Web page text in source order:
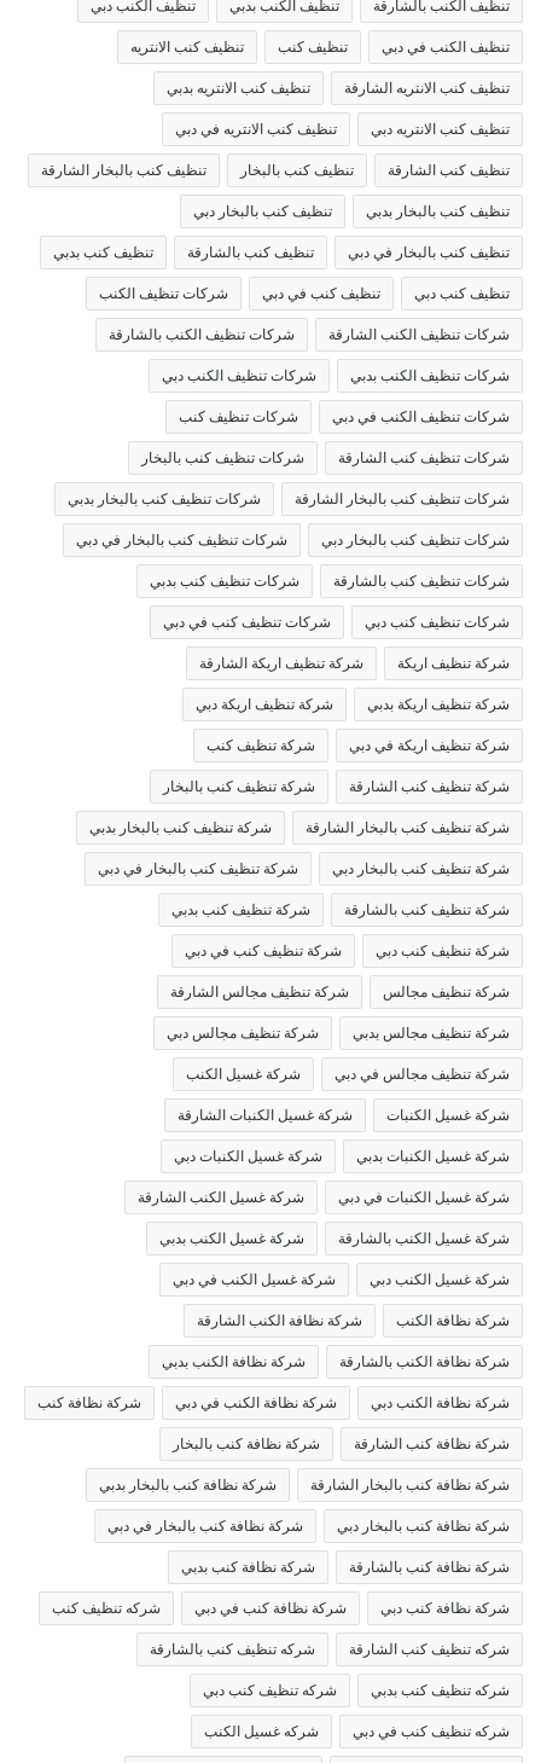
تنظيف الكنب بالشارقة تنظيف الكنب بدبي تنظيف الكنب دبي
تنظيف الكنب في دبي تنظيف كنب تنظيف كنب الانتريه
تنظيف كنب الانتريه الشارقة تنظيف كنب الانتريه بدبي
تنظيف كنب الانتريه دبي تنظيف كنب الانتريه في دبي
تنظيف كنب الشارقة تنظيف كنب بالبخار تنظيف كنب بالبخار الشارقة
تنظيف كنب بالبخار بدبي تنظيف كنب بالبخار دبي
تنظيف كنب بالبخار في دبي تنظيف كنب بالشارقة تنظيف كنب بدبي
تنظيف كنب دبي تنظيف كنب في دبي شركات تنظيف الكنب
شركات تنظيف الكنب الشارقة شركات تنظيف الكنب بالشارقة
شركات تنظيف الكنب بدبي شركات تنظيف الكنب دبي
شركات تنظيف الكنب في دبي شركات تنظيف كنب
شركات تنظيف كنب الشارقة شركات تنظيف كنب بالبخار
شركات تنظيف كنب بالبخار الشارقة شركات تنظيف كنب بالبخار بدبي
شركات تنظيف كنب بالبخار دبي شركات تنظيف كنب بالبخار في دبي
شركات تنظيف كنب بالشارقة شركات تنظيف كنب بدبي
شركات تنظيف كنب دبي شركات تنظيف كنب في دبي
شركة تنظيف اريكة شركة تنظيف اريكة الشارقة
شركة تنظيف اريكة بدبي شركة تنظيف اريكة دبي
شركة تنظيف اريكة في دبي شركة تنظيف كنب
شركة تنظيف كنب الشارقة شركة تنظيف كنب بالبخار
شركة تنظيف كنب بالبخار الشارقة شركة تنظيف كنب بالبخار بدبي
شركة تنظيف كنب بالبخار دبي شركة تنظيف كنب بالبخار في دبي
شركة تنظيف كنب بالشارقة شركة تنظيف كنب بدبي
شركة تنظيف كنب دبي شركة تنظيف كنب في دبي
شركة تنظيف مجالس شركة تنظيف مجالس الشارقة
شركة تنظيف مجالس بدبي شركة تنظيف مجالس دبي
شركة تنظيف مجالس في دبي شركة غسيل الكنب
شركة غسيل الكنبات شركة غسيل الكنبات الشارقة
شركة غسيل الكنبات بدبي شركة غسيل الكنبات دبي
شركة غسيل الكنبات في دبي شركة غسيل الكنب الشارقة
شركة غسيل الكنب بالشارقة شركة غسيل الكنب بدبي
شركة غسيل الكنب دبي شركة غسيل الكنب في دبي
شركة نظافة الكنب شركة نظافة الكنب الشارقة
شركة نظافة الكنب بالشارقة شركة نظافة الكنب بدبي
شركة نظافة الكنب دبي شركة نظافة الكنب في دبي شركة نظافة كنب
شركة نظافة كنب الشارقة شركة نظافة كنب بالبخار
شركة نظافة كنب بالبخار الشارقة شركة نظافة كنب بالبخار بدبي
شركة نظافة كنب بالبخار دبي شركة نظافة كنب بالبخار في دبي
شركة نظافة كنب بالشارقة شركة نظافة كنب بدبي
شركة نظافة كنب دبي شركة نظافة كنب في دبي شركه تنظيف كنب
شركه تنظيف كنب الشارقة شركه تنظيف كنب بالشارقة
شركه تنظيف كنب بدبي شركه تنظيف كنب دبي
شركه تنظيف كنب في دبي شركه غسيل الكنب